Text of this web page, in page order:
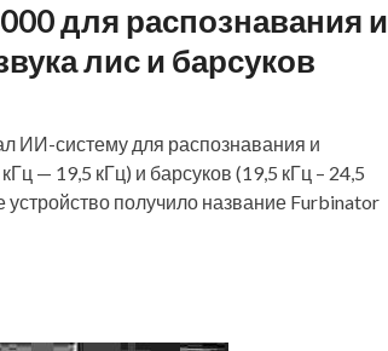
для распознавания и
лис и барсуков
ИИ-систему для распознавания и
— 19,5 кГц) и барсуков (19,5 кГц – 24,5
устройство получило название Furbinator